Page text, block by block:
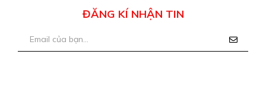
ĐĂNG KÍ NHẬN TIN